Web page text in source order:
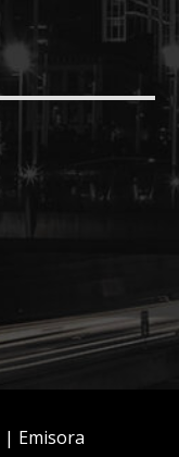
| Emisora